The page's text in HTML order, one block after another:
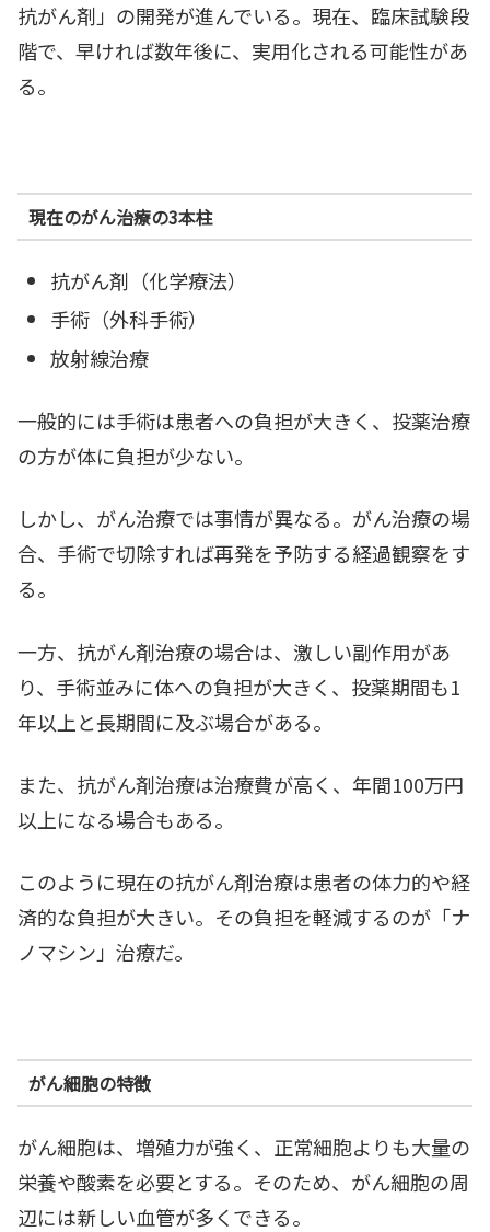
抗がん剤」の開発が進んでいる。現在、臨床試験段
階で、早ければ数年後に、実用化される可能性があ
る。
現在のがん治療の3本柱
抗がん剤（化学療法）
手術（外科手術）
放射線治療
一般的には手術は患者への負担が大きく、投薬治療
の方が体に負担が少ない。
しかし、がん治療では事情が異なる。がん治療の場
合、手術で切除すれば再発を予防する経過観察をす
る。
一方、抗がん剤治療の場合は、激しい副作用があ
り、手術並みに体への負担が大きく、投薬期間も1
年以上と長期間に及ぶ場合がある。
また、抗がん剤治療は治療費が高く、年間100万円
以上になる場合もある。
このように現在の抗がん剤治療は患者の体力的や経
済的な負担が大きい。その負担を軽減するのが「ナ
ノマシン」治療だ。
がん細胞の特徴
がん細胞は、増殖力が強く、正常細胞よりも大量の
栄養や酸素を必要とする。そのため、がん細胞の周
辺には新しい血管が多くできる。